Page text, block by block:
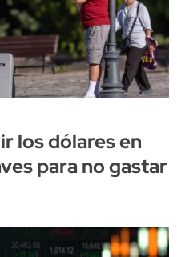
los dólares en
para no gastar